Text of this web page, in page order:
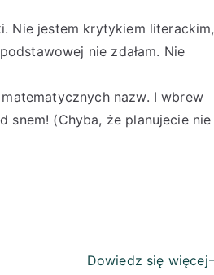
Nie jestem krytykiem literackim,
nie zdałam. Nie
nazw. I wbrew
(Chyba, że planujecie nie
Dowiedz się więcej